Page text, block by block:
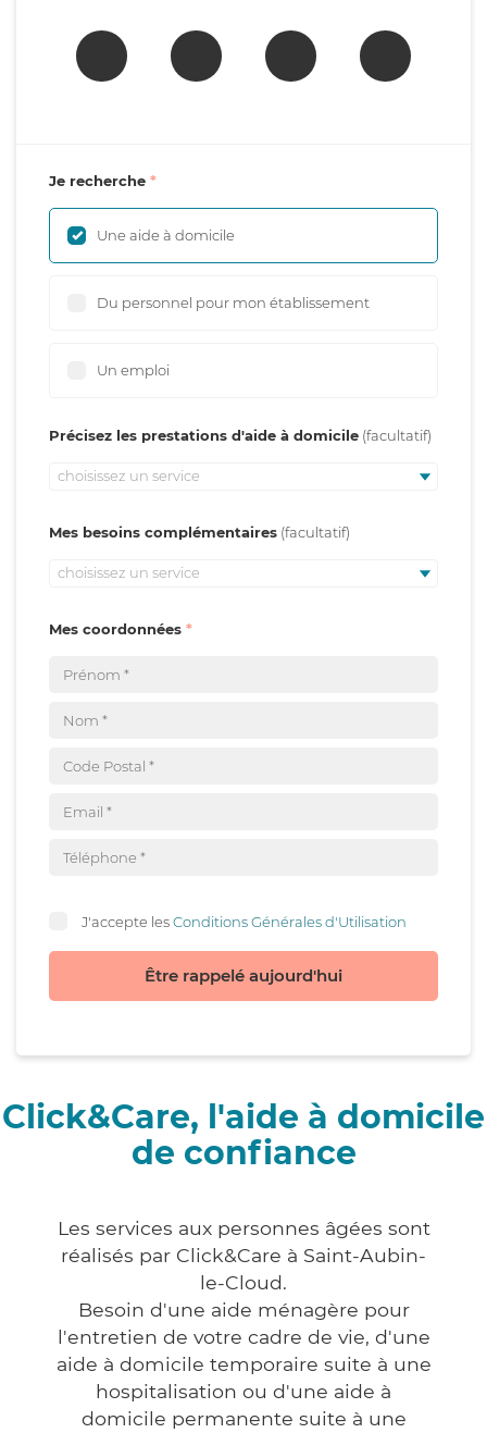
Je recherche
Une aide à domicile
Du personnel pour mon établissement
Un emploi
Précisez les prestations d'aide à domicile
choisissez un service
Mes besoins complémentaires
choisissez un service
Mes coordonnées
J'accepte lesConditions Générales d'Utilisation
Être rappelé aujourd'hui
Click&Care, l'aide à domicile
de confiance
Les services aux personnes âgées sont
réalisés par Click&Care à Saint-Aubin-
le-Cloud.
Besoin d'une aide ménagère pour
l'entretien de votre cadre de vie, d'une
aide à domicile temporaire suite à une
hospitalisation ou d'une aide à
domicile permanente suite à une